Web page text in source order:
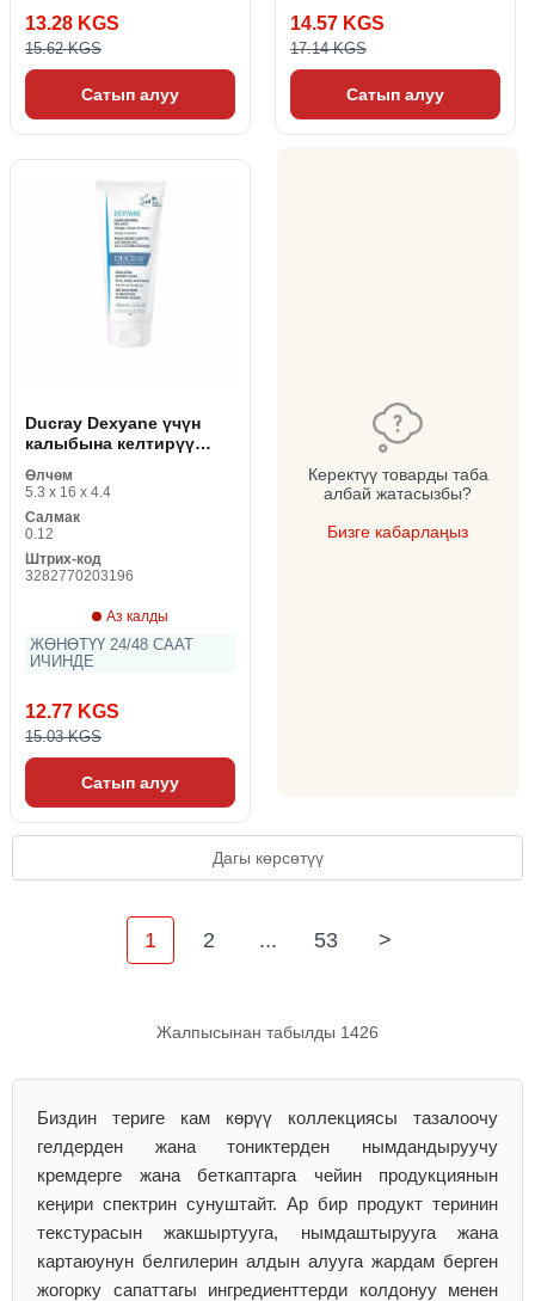
13.28 KGS
15.62 KGS
Сатып алуу
14.57 KGS
17.14 KGS
Сатып алуу
Ducray Dexyane үчүн
калыбына келтирүү
Өлчөм
5.3 x 16 x 4.4
Салмак
0.12
Штрих-код
3282770203196
Аз калды
ЖӨНӨТҮҮ 24/48 СААТ
ИЧИНДЕ
12.77 KGS
15.03 KGS
Сатып алуу
Керектүү товарды таба
албай жатасызбы?
Бизге кабарлаңыз
Дагы көрсөтүү
1 2 ... 53 >
Жалпысынан табылды 1426
Биздин териге кам көрүү коллекциясы тазалоочу
гелдерден жана тониктерден нымдандыруучу
кремдерге жана беткаптарга чейин продукциянын
кеңири спектрин сунуштайт. Ар бир продукт теринин
текстурасын жакшыртууга, нымдаштырууга жана
картаюунун белгилерин алдын алууга жардам берген
жогорку сапаттагы ингредиенттерди колдонуу менен